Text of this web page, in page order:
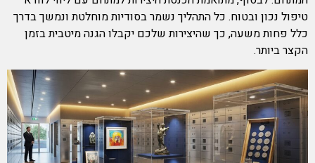
טיפול נכון ובטוח. כל התהליך נשמר בסודיות מוחלטת ונמשך בדרך
כלל פחות משעה, כך שהיצירות שלכם יקבלו הגנה מיטבית בזמן
הקצר ביותר.